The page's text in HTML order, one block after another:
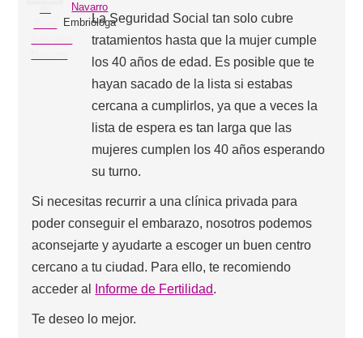
Navarro
EmbriólogaLa Seguridad Social tan solo cubre
tratamientos hasta que la mujer cumple
los 40 años de edad. Es posible que te
hayan sacado de la lista si estabas
cercana a cumplirlos, ya que a veces la
lista de espera es tan larga que las
mujeres cumplen los 40 años esperando
su turno.
Si necesitas recurrir a una clínica privada para
poder conseguir el embarazo, nosotros podemos
aconsejarte y ayudarte a escoger un buen centro
cercano a tu ciudad. Para ello, te recomiendo
acceder al
Informe de Fertilidad.
Te deseo lo mejor.